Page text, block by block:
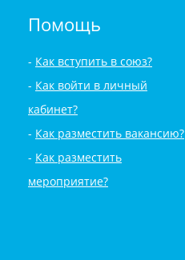
Помощь
Как вступить в союз?
Как войти в личный
кабинет?
Как разместить вакансию?
Как разместить
мероприятие?